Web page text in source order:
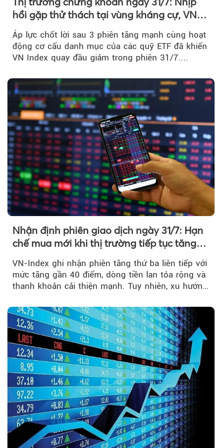
hồi gặp thử thách tại vùng kháng cự, VN
Index giảm gần 9 điểm trong phiên cuối...
Áp lực chốt lời sau 3 phiên tăng mạnh cùng hoạt
động cơ cấu danh mục của các quỹ ETF đã khiến
VN Index quay đầu giảm trong phiên 31/7....
Nhận định phiên giao dịch ngày 31/7: Hạn
chế mua mới khi thị trường tiếp tục tăng
VN-Index ghi nhận phiên tăng thứ ba liên tiếp với
mức tăng gần 40 điểm, dòng tiền lan tỏa rộng và
thanh khoản cải thiện mạnh. Tuy nhiên, xu hướng